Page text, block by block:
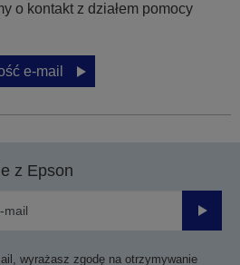
o kontakt z działem pomocy
e-mail
z Epson
wyrażasz zgodę na otrzymywanie